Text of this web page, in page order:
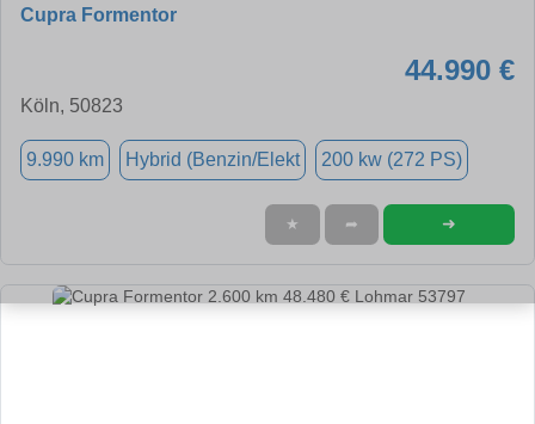
Cupra Formentor
44.990 €
Köln, 50823
9.990 km Hybrid (Benzin/Elekt 200 kw (272 PS)
★ ➦ ➜